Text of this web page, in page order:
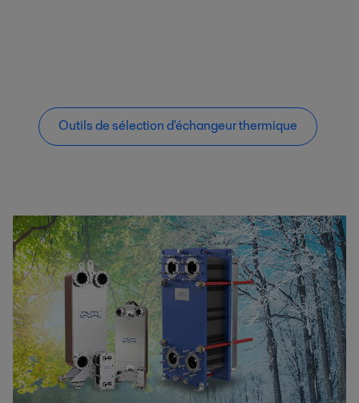
Outils de sélection d'échangeur thermique